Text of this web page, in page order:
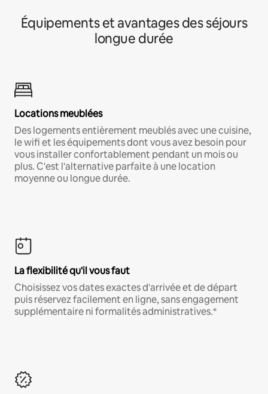
Équipements et avantages des séjours
longue durée
Locations meublées
Des logements entièrement meublés avec une cuisine,
le wifi et les équipements dont vous avez besoin pour
vous installer confortablement pendant un mois ou
plus. C'est l'alternative parfaite à une location
moyenne ou longue durée.
La flexibilité qu'il vous faut
Choisissez vos dates exactes d'arrivée et de départ
puis réservez facilement en ligne, sans engagement
supplémentaire ni formalités administratives.*